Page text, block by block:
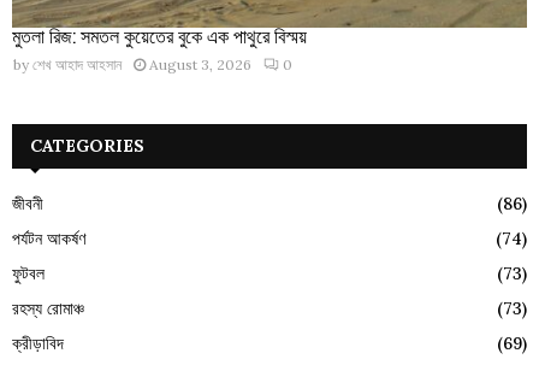
মুতলা রিজ: সমতল কুয়েতের বুকে এক পাথুরে বিস্ময়
by শেখ আহাদ আহসান August 3, 2026 0
CATEGORIES
জীবনী
(86)
পর্যটন আকর্ষণ
(74)
ফুটবল
(73)
রহস্য রোমাঞ্চ
(73)
ক্রীড়াবিদ
(69)